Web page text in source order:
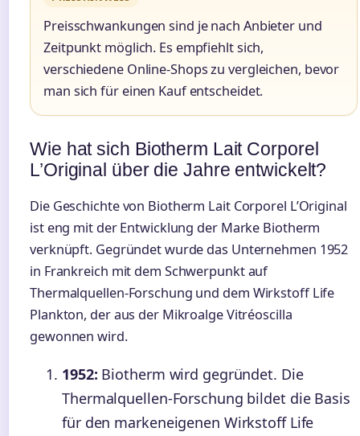
Preisschwankungen sind je nach Anbieter und
Zeitpunkt möglich. Es empfiehlt sich,
verschiedene Online-Shops zu vergleichen, bevor
man sich für einen Kauf entscheidet.
Wie hat sich Biotherm Lait Corporel
L’Original über die Jahre entwickelt?
Die Geschichte von Biotherm Lait Corporel L’Original
ist eng mit der Entwicklung der Marke Biotherm
verknüpft. Gegründet wurde das Unternehmen 1952
in Frankreich mit dem Schwerpunkt auf
Thermalquellen-Forschung und dem Wirkstoff Life
Plankton, der aus der Mikroalge Vitréoscilla
gewonnen wird.
1952: Biotherm wird gegründet. Die
Thermalquellen-Forschung bildet die Basis
für den markeneigenen Wirkstoff Life